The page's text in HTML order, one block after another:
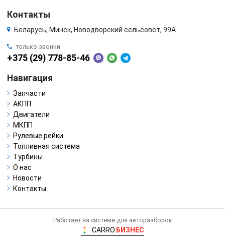
Контакты
Беларусь, Минск, Новодворский сельсовет, 99А
только звонки
+375 (29) 778-85-46
Навигация
Запчасти
АКПП
Двигатели
МКПП
Рулевые рейки
Топливная система
Турбины
О нас
Новости
Контакты
Работает на системе для авторазборок
CARRO. БИЗНЕС